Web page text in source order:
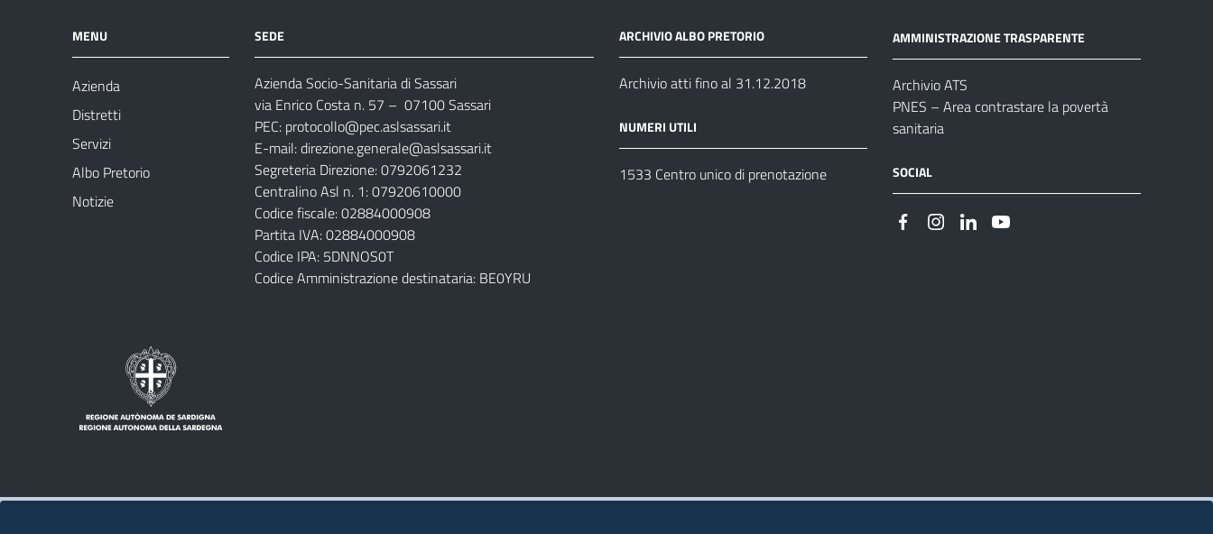
MENU
Azienda
Distretti
Servizi
Albo Pretorio
Notizie
SEDE
Azienda Socio-Sanitaria di Sassari
via Enrico Costa n. 57 – 07100 Sassari
PEC: protocollo@pec.aslsassari.it
E-mail:direzione.generale@aslsassari.it
Segreteria Direzione: 0792061232
Centralino Asl n. 1: 07920610000
Codice fiscale: 02884000908
Partita IVA: 02884000908
Codice IPA: 5DNNOS0T
Codice Amministrazione destinataria: BE0YRU
ARCHIVIO ALBO PRETORIO
Archivio atti fino al 31.12.2018
NUMERI UTILI
1533 Centro unico di prenotazione
AMMINISTRAZIONE TRASPARENTE
Archivio ATS
PNES – Area contrastare la povertà
sanitaria
SOCIAL